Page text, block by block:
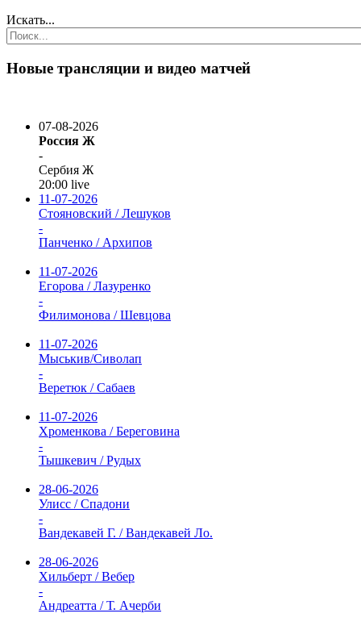
Искать...
Новые трансляции и видео матчей
07-08-2026
Россия Ж
-
Сербия Ж
20:00 live
11-07-2026
Стояновский / Лешуков
-
Панченко / Архипов
11-07-2026
Егорова / Лазуренко
-
Филимонова / Шевцова
11-07-2026
Мыськив/Сиволап
-
Веретюк / Сабаев
11-07-2026
Хроменкова / Береговина
-
Тышкевич / Рудых
28-06-2026
Улисс / Спадони
-
Вандекавей Г. / Вандекавей Ло.
28-06-2026
Хильберт / Вебер
-
Андреатта / Т. Ачерби